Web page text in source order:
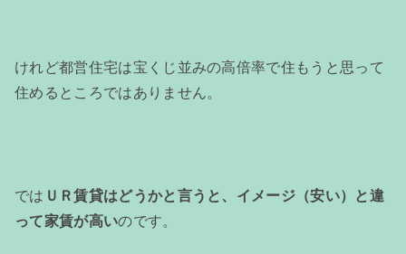
けれど都営住宅は宝くじ並みの高倍率で住もうと思って
住めるところではありません。
では ＵＲ賃貸はどうかと言うと、イメージ（安い）と違
って家賃が高いのです。